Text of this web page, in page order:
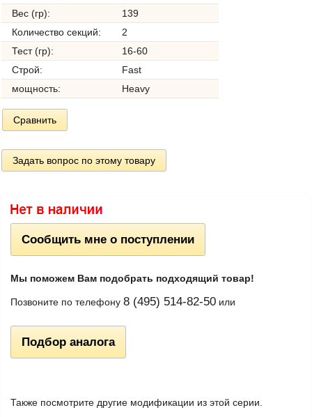
Вес (гр):
139
Количество секций:
2
Тест (гр):
16-60
Строй:
Fast
мощность:
Heavy
Сравнить
Задать вопрос по этому товару
Сообщить мне о поступлении
Мы поможем Вам подобрать подходящий товар!
Позвоните по телефону 8 (495) 514-82-50 или
Подбор аналога
Также посмотрите другие модификации из этой серии.